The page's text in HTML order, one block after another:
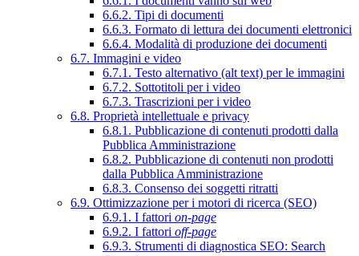
6.6.2. Tipi di documenti
6.6.3. Formato di lettura dei documenti elettronici
6.6.4. Modalità di produzione dei documenti
6.7. Immagini e video
6.7.1. Testo alternativo (alt text) per le immagini
6.7.2. Sottotitoli per i video
6.7.3. Trascrizioni per i video
6.8. Proprietà intellettuale e privacy
6.8.1. Pubblicazione di contenuti prodotti dalla
Pubblica Amministrazione
6.8.2. Pubblicazione di contenuti non prodotti
dalla Pubblica Amministrazione
6.8.3. Consenso dei soggetti ritratti
6.9. Ottimizzazione per i motori di ricerca (SEO)
6.9.1. I fattori on-page
6.9.2. I fattori off-page
6.9.3. Strumenti di diagnostica SEO: Search